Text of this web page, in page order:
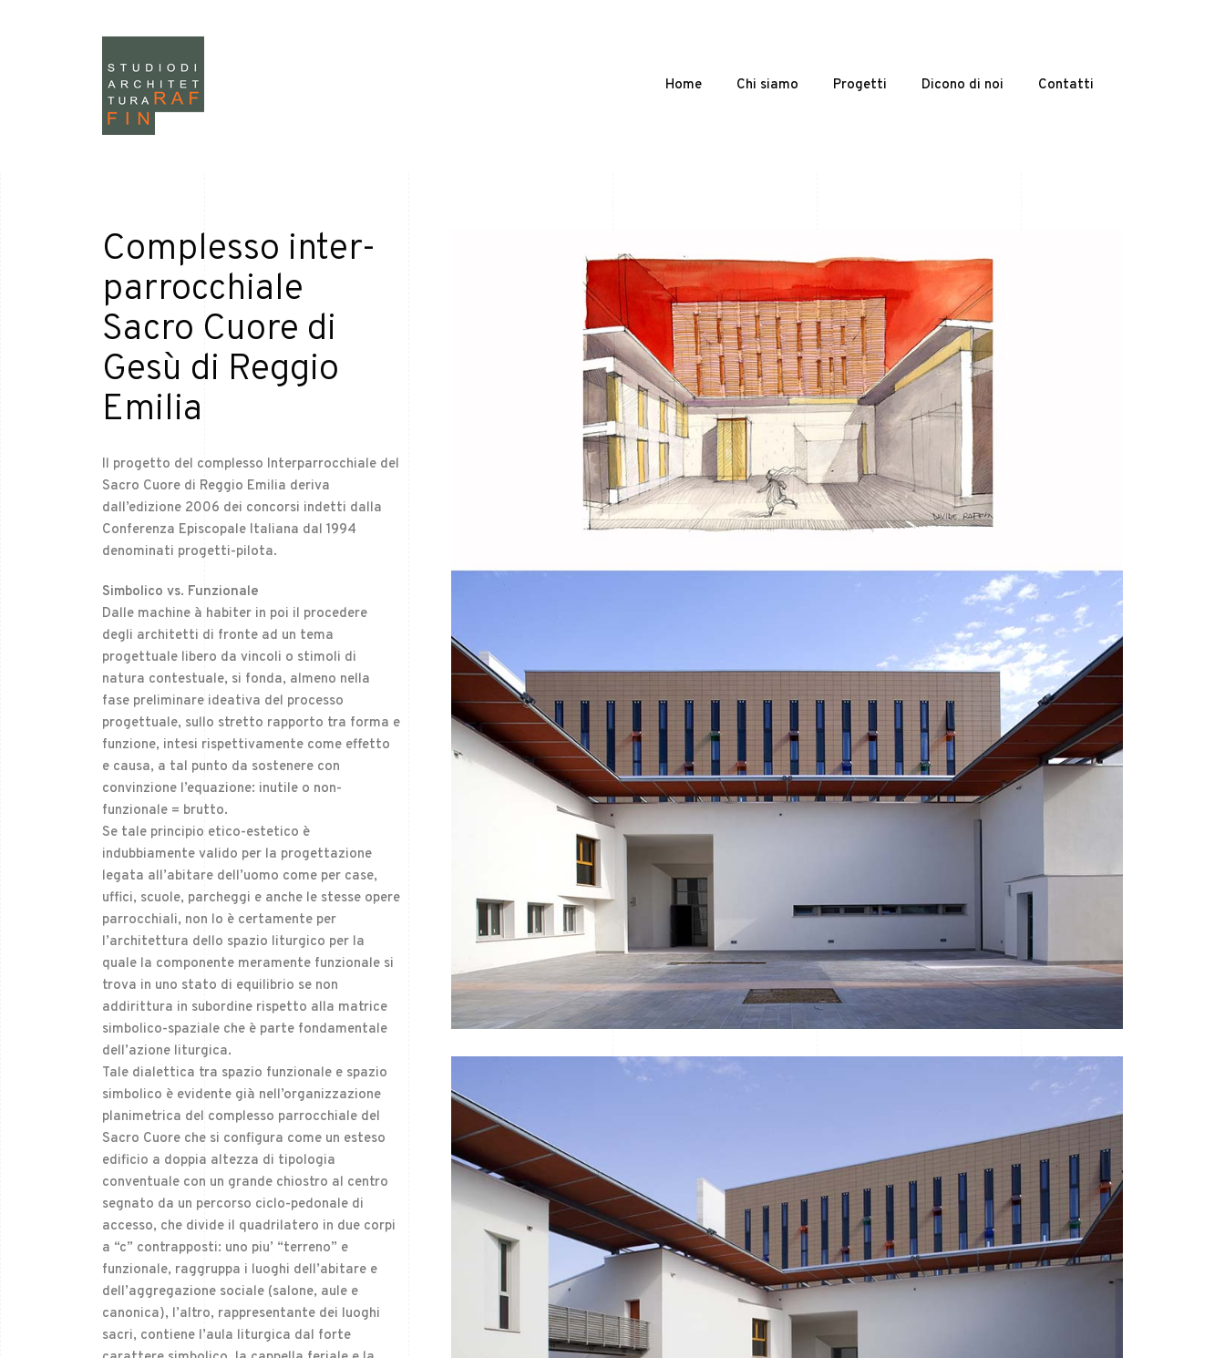
Home Chi siamo Progetti Dicono di noi Contatti
Complesso inter-
parrocchiale
Sacro Cuore di
Gesù di Reggio
Emilia
Il progetto del complesso Interparrocchiale del
Sacro Cuore di Reggio Emilia deriva
dall’edizione 2006 dei concorsi indetti dalla
Conferenza Episcopale Italiana dal 1994
denominati progetti-pilota.
Simbolico vs. Funzionale
Dalle machine à habiter in poi il procedere
degli architetti di fronte ad un tema
progettuale libero da vincoli o stimoli di
natura contestuale, si fonda, almeno nella
fase preliminare ideativa del processo
progettuale, sullo stretto rapporto tra forma e
funzione, intesi rispettivamente come effetto
e causa, a tal punto da sostenere con
convinzione l’equazione: inutile o non-
funzionale = brutto.
Se tale principio etico-estetico è
indubbiamente valido per la progettazione
legata all’abitare dell’uomo come per case,
uffici, scuole, parcheggi e anche le stesse opere
parrocchiali, non lo è certamente per
l’architettura dello spazio liturgico per la
quale la componente meramente funzionale si
trova in uno stato di equilibrio se non
addirittura in subordine rispetto alla matrice
simbolico-spaziale che è parte fondamentale
dell’azione liturgica.
Tale dialettica tra spazio funzionale e spazio
simbolico è evidente già nell’organizzazione
planimetrica del complesso parrocchiale del
Sacro Cuore che si configura come un esteso
edificio a doppia altezza di tipologia
conventuale con un grande chiostro al centro
segnato da un percorso ciclo-pedonale di
accesso, che divide il quadrilatero in due corpi
a “c” contrapposti: uno piu’ “terreno” e
funzionale, raggruppa i luoghi dell’abitare e
dell’aggregazione sociale (salone, aule e
canonica), l’altro, rappresentante dei luoghi
sacri, contiene l’aula liturgica dal forte